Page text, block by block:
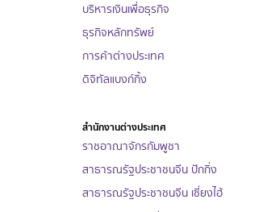
บริหารเงินเพื่อธุรกิจ
ธุรกิจหลักทรัพย์
การค้าต่างประเทศ
ดิจิทัลแบงก์กิ้ง
สำนักงานต่างประเทศ
ราชอาณาจักรกัมพูชา
สาธารณรัฐประชาชนจีน ปักกิ่ง
สาธารณรัฐประชาชนจีน เซี่ยงไฮ้